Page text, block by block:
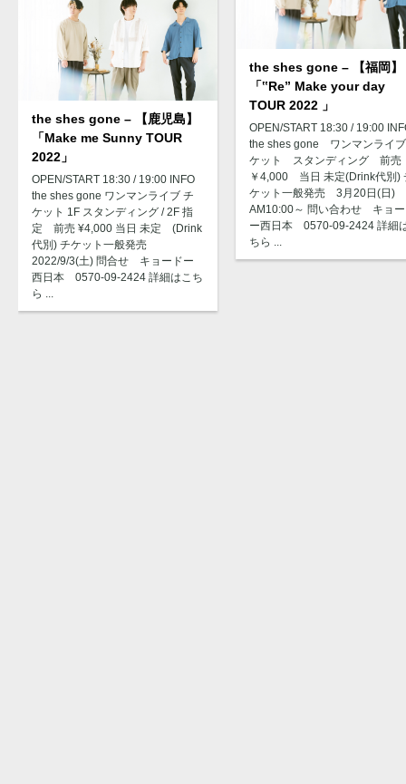
the shes gone – 【鹿児島】
「Make me Sunny TOUR
2022」
OPEN/START 18:30 / 19:00 INFO
the shes gone ワンマンライブ チ
ケット 1F スタンディング / 2F 指
定 前売 ¥4,000 当日 未定 (Drink
代別) チケット一般発売
2022/9/3(土) 問合せ キョードー
西日本 0570-09-2424 詳細はこち
ら ...
the shes gone – 【福岡】
「‟Re” Make your day
TOUR 2022 」
OPEN/START 18:30 / 19:00
the shes gone ワンマンライ
ケット スタンディング 前売
￥4,000 当日 未定(Drink代別)
ケット一般発売 3月20日(日)
AM10:00～ 問い合わせ キョ
ー西日本 0570-09-2424 詳細
ちら ...